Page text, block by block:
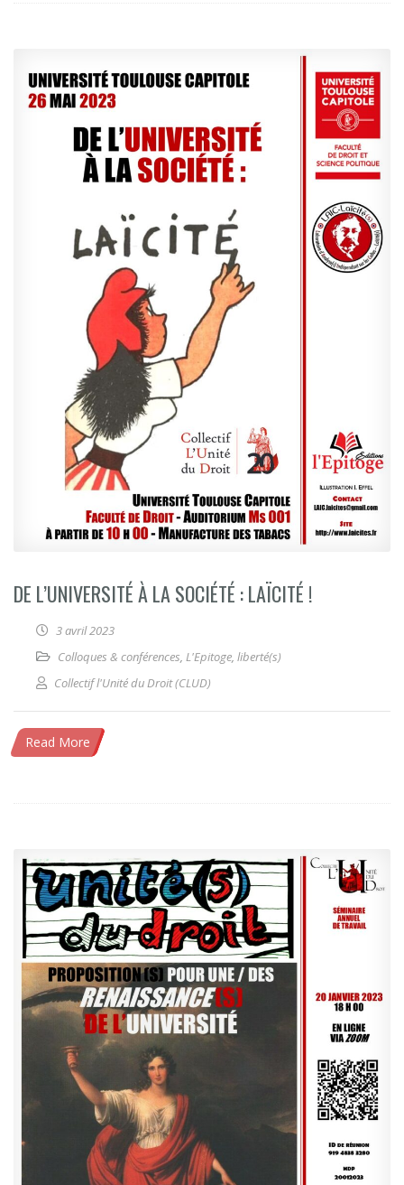
DE L’UNIVERSITÉ À LA SOCIÉTÉ : LAÏCITÉ !
3 avril 2023
Colloques & conférences, L'Epitoge, liberté(s)
Collectif l'Unité du Droit (CLUD)
Read More